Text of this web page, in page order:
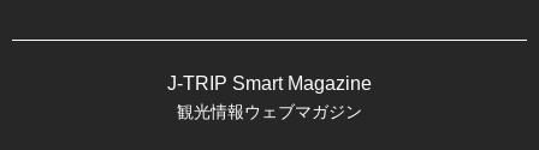
J-TRIP Smart Magazine
観光情報ウェブマガジン